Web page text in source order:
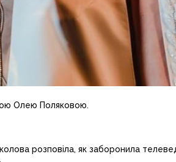
Олею Поляковою.
розповіла, як заборонила